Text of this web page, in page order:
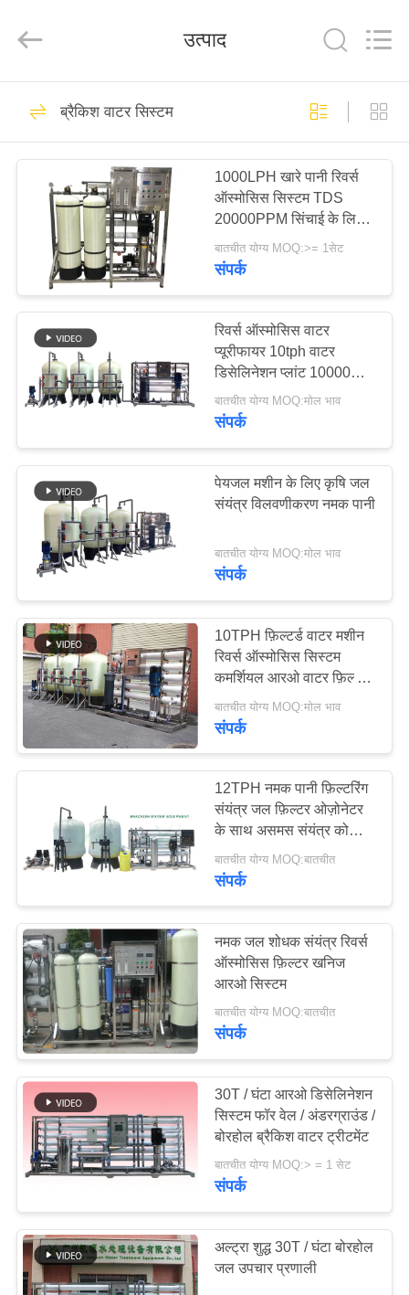
उत्पादों
कारखाना
भ्रमण
नियंत्रण
संपर्क
एक
उद्धरण
का
अनुरोध
NEWS
साइटमैप
PRIVACY
POLICY
Treatment
Equipment
All
Reserved.
आरओ जल उपचार
प्रणाली
279
ब्रैकिश वाटर सिस्टम
99
Ultrapure जल प्रणाली
106
पानी सॉफ़्नर प्रणाली
82
अल्ट्राफिल्ट्रेशन मेम्ब्रेन
सिस्टम
आयरन रिमूवल वाटर
सिस्टम
29
उत्पाद
ब्रैकिश वाटर सिस्टम
1000LPH खारे पानी रिवर्स
ऑस्मोसिस सिस्टम TDS
20000PPM सिंचाई के लिए
उच्च नमकीन जल उपचार
फ़िल्टर
बातचीत योग्य MOQ:>= 1सेट
संपर्क
रिवर्स ऑस्मोसिस वाटर
प्यूरीफायर 10tph वाटर
डिसेलिनेशन प्लांट 10000
लीटर प्रति घंटा
बातचीत योग्य MOQ:मोल भाव
संपर्क
पेयजल मशीन के लिए कृषि जल
संयंत्र विलवणीकरण नमक पानी
बातचीत योग्य MOQ:मोल भाव
संपर्क
10TPH फ़िल्टर्ड वाटर मशीन
रिवर्स ऑस्मोसिस सिस्टम
कमर्शियल आरओ वाटर फ़िल्टर
शुद्धिकरण
बातचीत योग्य MOQ:मोल भाव
संपर्क
12TPH नमक पानी फ़िल्टरिंग
संयंत्र जल फ़िल्टर ओज़ोनेटर
के साथ असमस संयंत्र को
उलट देता है
बातचीत योग्य MOQ:बातचीत
संपर्क
नमक जल शोधक संयंत्र रिवर्स
ऑस्मोसिस फ़िल्टर खनिज
आरओ सिस्टम
बातचीत योग्य MOQ:बातचीत
संपर्क
30T / घंटा आरओ डिसेलिनेशन
सिस्टम फॉर वेल / अंडरग्राउंड /
बोरहोल ब्रैकिश वाटर ट्रीटमेंट
बातचीत योग्य MOQ:> = 1 सेट
संपर्क
अल्ट्रा शुद्ध 30T / घंटा बोरहोल
जल उपचार प्रणाली